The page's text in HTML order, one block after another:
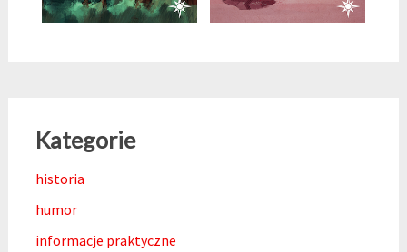
Kategorie
historia
humor
informacje praktyczne